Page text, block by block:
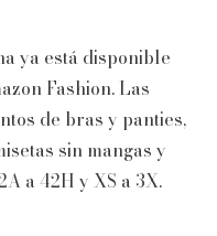
ya está disponible
Fashion. Las
de bras y panties,
sin mangas y
a 42H y XS a 3X.